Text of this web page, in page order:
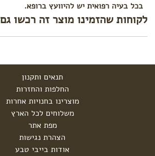
בכל בעיה רפואית יש להיוועץ ברופא.
לקוחות שהזמינו מוצר זה רכשו גם
תנאים ותקנון
החלפות והחזרות
מוצרינו בחנויות אחרות
משלוחים לכל הארץ
מפת אתר
הצהרת נגישות
אודות בייבי טבע